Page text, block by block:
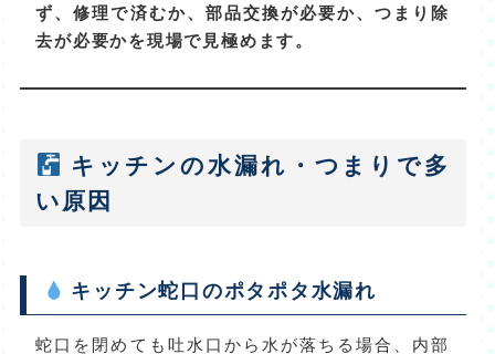
ず、修理で済むか、部品交換が必要か、つまり除
去が必要かを現場で見極めます。
キッチンの水漏れ・つまりで多
い原因
キッチン蛇口のポタポタ水漏れ
蛇口を閉めても吐水口から水が落ちる場合、内部